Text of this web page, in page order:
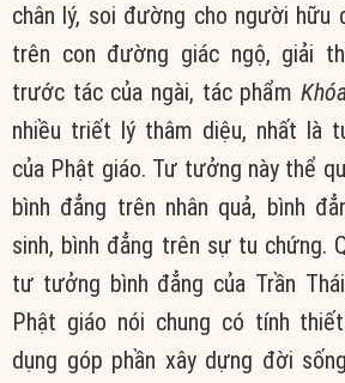
chân lý, soi đường cho người hữu
trên con đường giác ngộ, giải
trước tác của ngài, tác phẩm
nhiều triết lý thâm diệu, nhất là
của Phật giáo. Tư tưởng này thể
bình đẳng trên nhân quả, bình
sinh, bình đẳng trên sự tu chứng.
tư tưởng bình đẳng của Trần
Phật giáo nói chung có tính
dụng góp phần xây dựng đời